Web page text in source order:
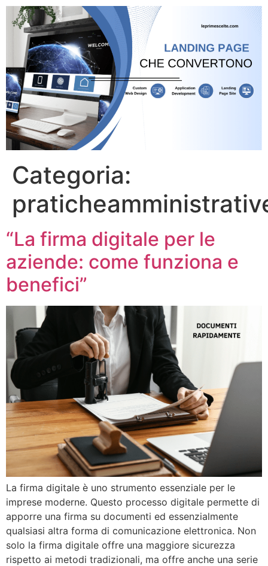
Categoria:
“La firma digitale per le
aziende: come funziona e
benefici”
La firma digitale è uno strumento essenziale per le
imprese moderne. Questo processo digitale permette di
apporre una firma su documenti ed essenzialmente
qualsiasi altra forma di comunicazione elettronica. Non
solo la firma digitale offre una maggiore sicurezza
rispetto ai metodi tradizionali, ma offre anche una serie